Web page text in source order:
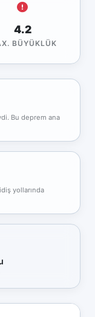
4.2
BÜYÜKLÜK
Bu deprem ana
yollarında